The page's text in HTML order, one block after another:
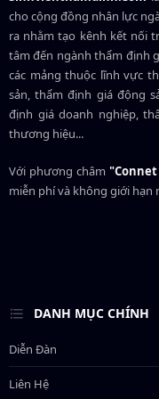
cho cộng đồng nhân lực
ra nhằm tạo kênh kết nối
tâm đến ngành thẩm định
các mảng thuộc lĩnh vực
sản, thẩm định giá động
định giá doanh nghiệp,
thương hiệu...
Với phương châm
miễn phí và không giới
DANH MỤC CHÍNH
Diễn Đàn
Liên Hệ